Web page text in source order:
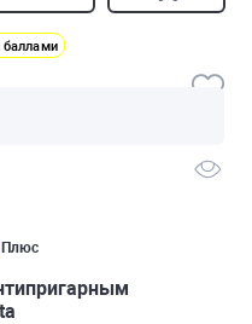
баллами
Плюс